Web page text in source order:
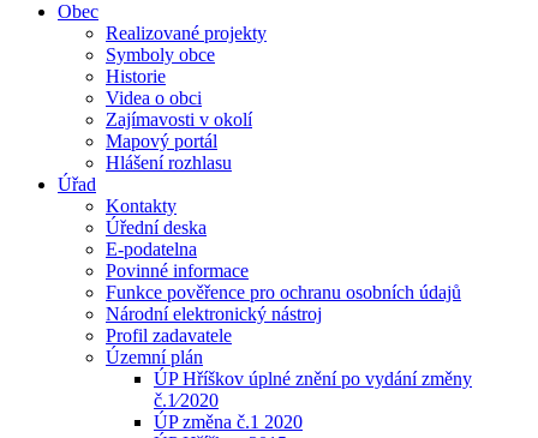
Obec
Realizované projekty
Symboly obce
Historie
Videa o obci
Zajímavosti v okolí
Mapový portál
Hlášení rozhlasu
Úřad
Kontakty
Úřední deska
E-podatelna
Povinné informace
Funkce pověřence pro ochranu osobních údajů
Národní elektronický nástroj
Profil zadavatele
Územní plán
ÚP Hříškov úplné znění po vydání změny
č.1⁄2020
ÚP změna č.1 2020